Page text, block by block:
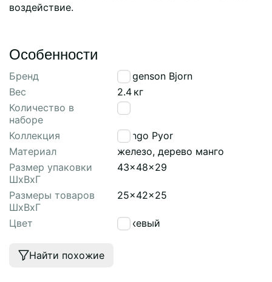
воздействие.
Особенности
Бренд
Bergenson Bjorn
Вес
2.4 кг
Количество в
наборе
1
Коллекция
Mango Pyor
Материал
железо, дерево манго
Размер упаковки
ШхВхГ
43x48x29
Размеры товаров
ШхВхГ
25x42x25
Цвет бежевый
Найти похожие